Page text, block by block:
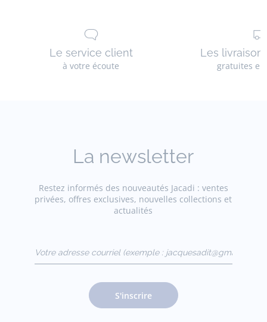
Le service client
à votre écoute
Les
gratuites
La newsletter
Restez informés des nouveautés Jacadi : ventes
privées, offres exclusives, nouvelles collections et
actualités
(exemple :
jacquesadit@gmail.com)
S'inscrire